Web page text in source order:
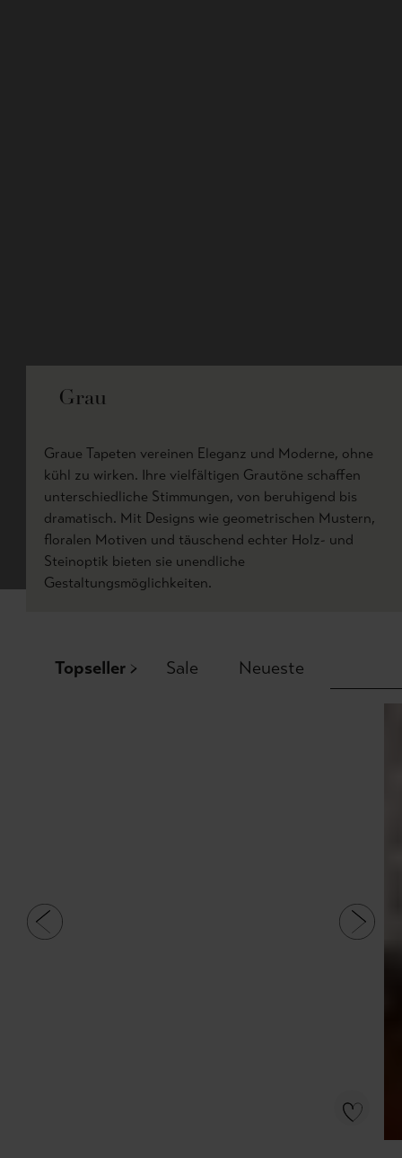
Grau
Graue Tapeten vereinen Eleganz und Moderne, ohne
kühl zu wirken. Ihre vielfältigen Grautöne schaffen
unterschiedliche Stimmungen, von beruhigend bis
dramatisch. Mit Designs wie geometrischen Mustern,
floralen Motiven und täuschend echter Holz- und
Steinoptik bieten sie unendliche
Gestaltungsmöglichkeiten.
Topseller Sale Neueste